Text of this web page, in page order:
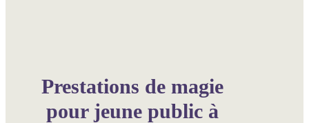
Prestations de magie
pour jeune public à